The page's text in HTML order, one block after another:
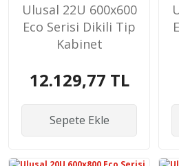
Ulusal 22U 600x600
Eco Serisi Dikili Tip
Kabinet
12.129,77 TL
Sepete Ekle